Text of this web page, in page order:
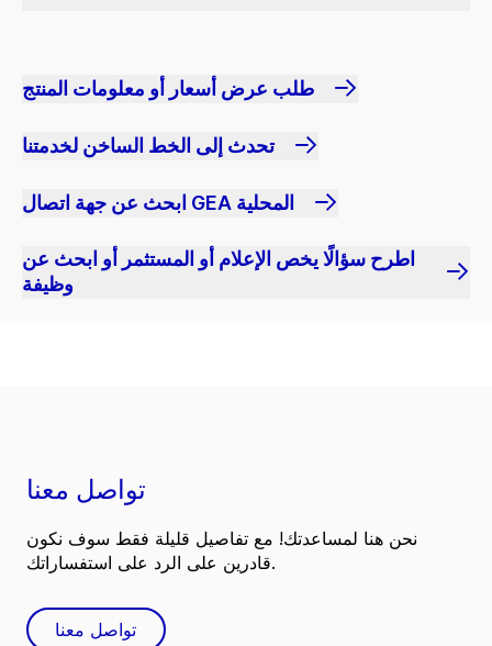
طلب عرض أسعار أو معلومات المنتج
تحدث إلى الخط الساخن لخدمتنا
ابحث عن جهة اتصال GEA المحلية
اطرح سؤالًا يخص الإعلام أو المستثمر أو ابحث عن
وظيفة
تواصل معنا
نحن هنا لمساعدتك! مع تفاصيل قليلة فقط سوف نكون
قادرين على الرد على استفساراتك.
تواصل معنا